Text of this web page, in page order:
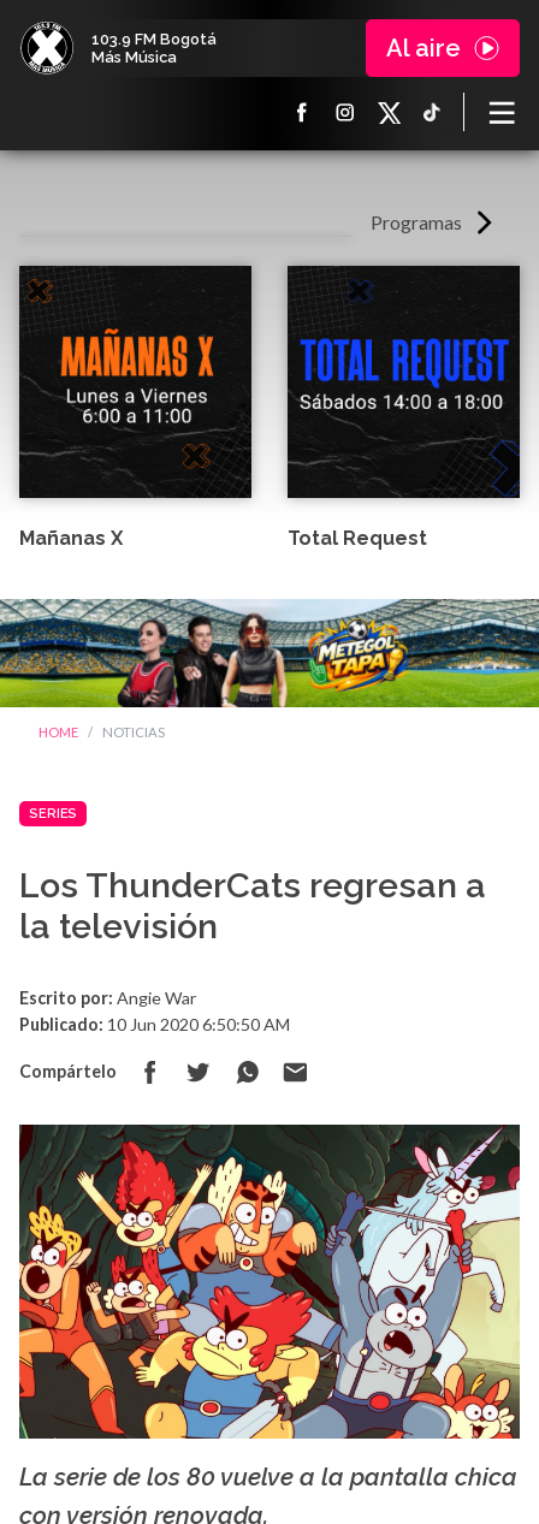
103.9 FM Bogotá
Más Música
Al aire
Programas
Mañanas X Total Request
HOME NOTICIAS
SERIES
Los ThunderCats regresan a
la televisión
Escrito por: Angie War
Publicado: 10 Jun 2020 6:50:50 AM
Compártelo
La serie de los 80 vuelve a la pantalla chica
con versión renovada.